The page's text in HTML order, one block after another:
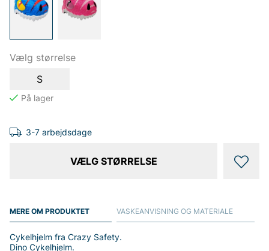
Vælg størrelse
S
3-7 arbejdsdage
VÆLG STØRRELSE
MERE OM PRODUKTET
Cykelhjelm fra Crazy Safety.
Dino Cykelhjelm.
VASKEANVISNING OG MATERIALE